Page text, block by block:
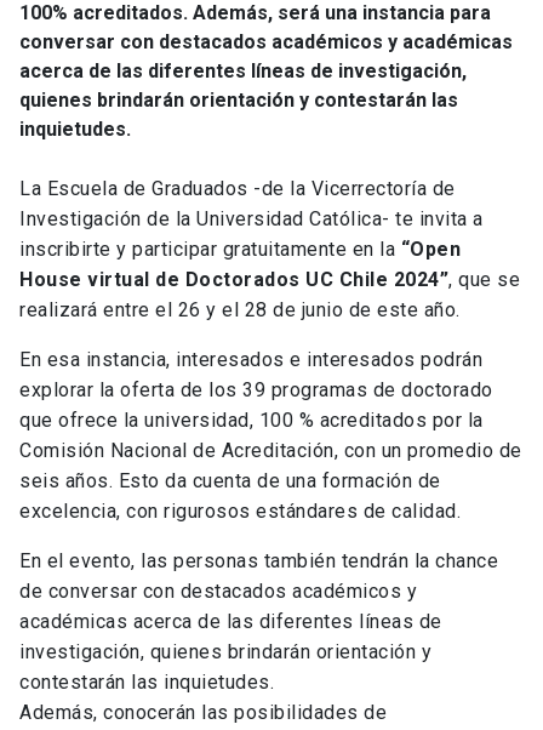
100% acreditados. Además, será una instancia para
conversar con destacados académicos y académicas
acerca de las diferentes líneas de investigación,
quienes brindarán orientación y contestarán las
inquietudes.
La Escuela de Graduados -de la Vicerrectoría de
Investigación de la Universidad Católica- te invita a
inscribirte y participar gratuitamente en la “Open
House virtual de Doctorados UC Chile 2024”, que se
realizará entre el 26 y el 28 de junio de este año.
En esa instancia, interesados e interesados podrán
explorar la oferta de los 39 programas de doctorado
que ofrece la universidad, 100 % acreditados por la
Comisión Nacional de Acreditación, con un promedio de
seis años. Esto da cuenta de una formación de
excelencia, con rigurosos estándares de calidad.
En el evento, las personas también tendrán la chance
de conversar con destacados académicos y
académicas acerca de las diferentes líneas de
investigación, quienes brindarán orientación y
contestarán las inquietudes.
Además, conocerán las posibilidades de